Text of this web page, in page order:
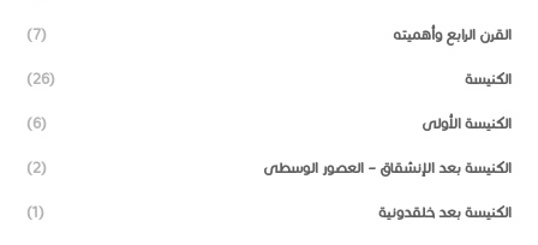
القرن الرابع وأهميته (7)
الكنيسة (26)
الكنيسة الأولى (6)
الكنيسة بعد الإنشقاق – العصور الوسطى (2)
الكنيسة بعد خلقدونية (1)